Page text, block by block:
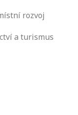
rozvoj
a turismus
danou